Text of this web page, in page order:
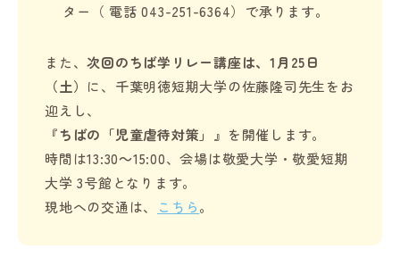
ター（ 電話 043-251-6364）で承ります。
また、次回のちば学リレー講座は、1月25日
（土） に、千葉明徳短期大学の佐藤隆司先生をお
迎えし、
『ちばの「児童虐待対策」』 を開催します。
時間は13:30～15:00、会場は敬愛大学・敬愛短期
大学 3号館となります。
現地への交通は、
こちら。